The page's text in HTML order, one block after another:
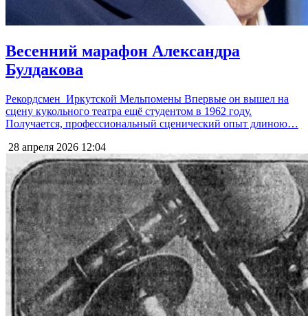
Весенний марафон Александра
Булдакова
Рекордсмен Иркутской Мельпомены Впервые он вышел на
сцену кукольного театра ещё студентом в 1962 году.
Получается, профессиональный сценический опыт длиною…
28 апреля 2026 12:04